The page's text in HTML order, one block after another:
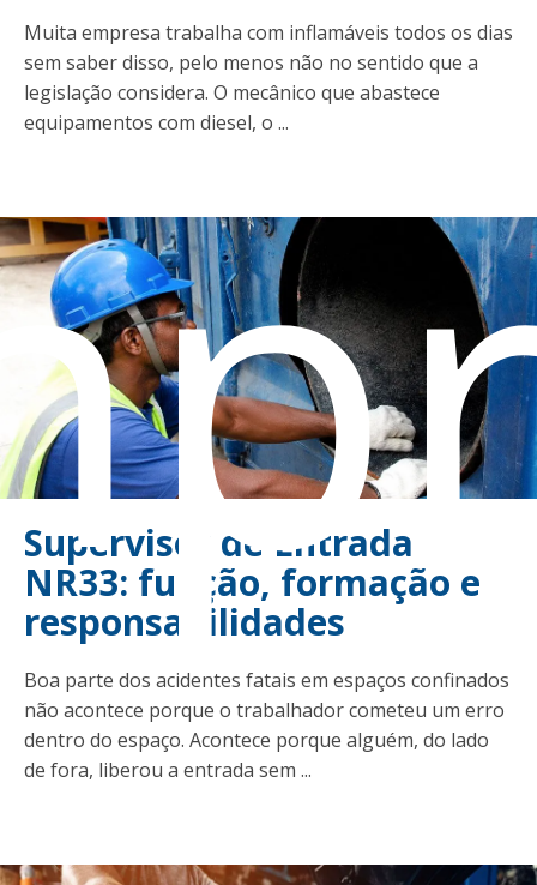
Muita empresa trabalha com inflamáveis todos os dias
sem saber disso, pelo menos não no sentido que a
legislação considera. O mecânico que abastece
equipamentos com diesel, o ...
Supervisor de Entrada
NR33: função, formação e
responsabilidades
Boa parte dos acidentes fatais em espaços confinados
não acontece porque o trabalhador cometeu um erro
dentro do espaço. Acontece porque alguém, do lado
de fora, liberou a entrada sem ...